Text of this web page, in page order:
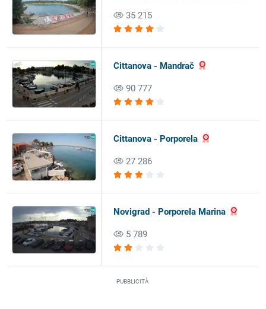
35 215
Cittanova - Mandrač
90 777
Cittanova - Porporela
27 286
Novigrad - Porporela Marina
5 789
PUBBLICITÀ